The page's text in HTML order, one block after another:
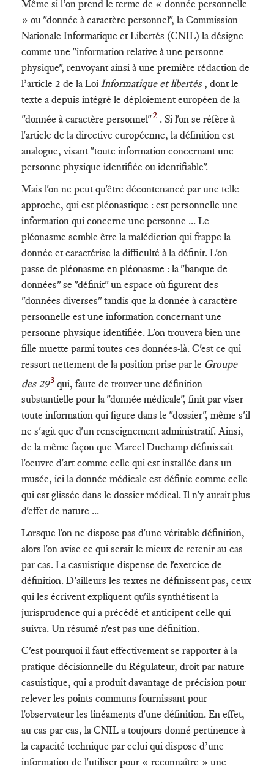
Même si l’on prend le terme de « donnée personnelle
» ou "donnée à caractère personnel", la Commission
Nationale Informatique et Libertés (CNIL) la désigne
comme une "information relative à une personne
physique", renvoyant ainsi à une première rédaction de
l’article 2 de la Loi Informatique et libertés, dont le
texte a depuis intégré le déploiement européen de la
"donnée à caractère personnel"2 . Si l'on se réfère à
l'article de la directive européenne, la définition est
analogue, visant "toute information concernant une
personne physique identifiée ou identifiable".
Mais l'on ne peut qu'être décontenancé par une telle
approche, qui est pléonastique : est personnelle une
information qui concerne une personne ... Le
pléonasme semble être la malédiction qui frappe la
donnée et caractérise la difficulté à la définir. L'on
passe de pléonasme en pléonasme : la "banque de
données" se "définit" un espace où figurent des
"données diverses" tandis que la donnée à caractère
personnelle est une information concernant une
personne physique identifiée. L'on trouvera bien une
fille muette parmi toutes ces données-là. C'est ce qui
ressort nettement de la position prise par le Groupe
des 293 qui, faute de trouver une définition
substantielle pour la "donnée médicale", finit par viser
toute information qui figure dans le "dossier", même s'il
ne s'agit que d'un renseignement administratif. Ainsi,
de la même façon que Marcel Duchamp définissait
l'oeuvre d'art comme celle qui est installée dans un
musée, ici la donnée médicale est définie comme celle
qui est glissée dans le dossier médical. Il n'y aurait plus
d'effet de nature ...
Lorsque l'on ne dispose pas d'une véritable définition,
alors l'on avise ce qui serait le mieux de retenir au cas
par cas. La casuistique dispense de l'exercice de
définition. D'ailleurs les textes ne définissent pas, ceux
qui les écrivent expliquent qu'ils synthétisent la
jurisprudence qui a précédé et anticipent celle qui
suivra. Un résumé n'est pas une définition.
C'est pourquoi il faut effectivement se rapporter à la
pratique décisionnelle du Régulateur, droit par nature
casuistique, qui a produit davantage de précision pour
relever les points communs fournissant pour
l'observateur les linéaments d'une définition. En effet,
au cas par cas, la CNIL a toujours donné pertinence à
la capacité technique par celui qui dispose d’une
information de l'utiliser pour « reconnaître » une